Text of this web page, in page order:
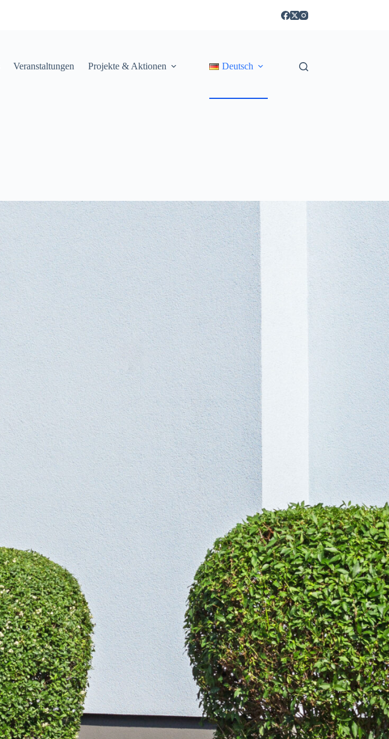
Veranstaltungen Projekte & Aktionen Deutsch